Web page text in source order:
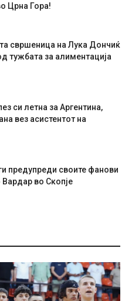
Црна Гора!
свршеница на Лука Дончиќ
тужбата за алиментација
си летна за Аргентина,
вез асистентот на
предупреди своите фанови
Вардар во Скопје